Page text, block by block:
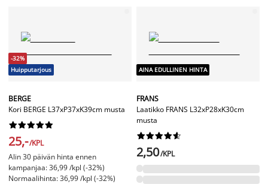
-32%
Huipputarjous
BERGE
Kori BERGE L37xP37xK39cm musta






25,-/KPL
Alin 30 päivän hinta ennen
kampanjaa: 36,99 /kpl (-32%)
Normaalihinta: 36,99 /kpl (-32%)
AINA EDULLINEN HINTA
FRANS
Laatikko FRANS L32xP28xK30cm
musta






2,50/KPL